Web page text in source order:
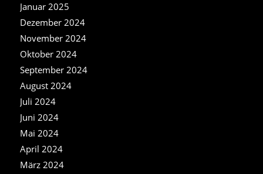
Januar 2025
Dezember 2024
November 2024
Oktober 2024
September 2024
August 2024
Juli 2024
Juni 2024
Mai 2024
April 2024
März 2024